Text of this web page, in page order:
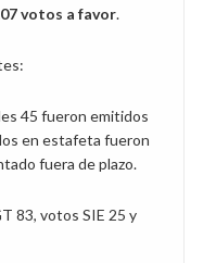
votos a favor.
45 fueron emitidos
en estafeta fueron
fuera de plazo.
83, votos SIE 25 y